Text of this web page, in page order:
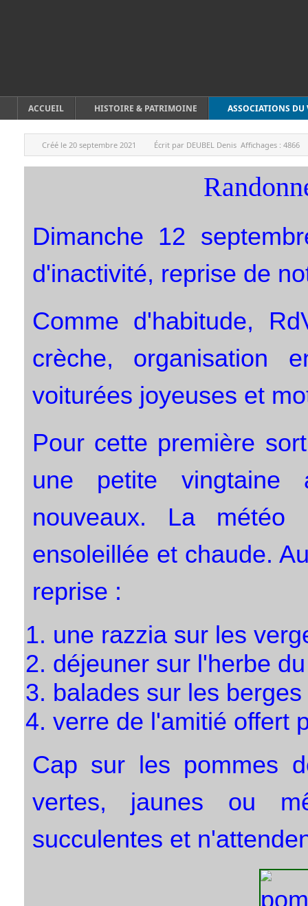
ACCUEIL HISTOIRE & PATRIMOINE ASSOCIATIONS DU
Créé le 20 septembre 2021 Écrit par DEUBEL Denis Affichages : 4866
Dimanche 12
d'inactivité, reprise de
Comme d'habitude,
crèche, organisation
voiturées joyeuses et
Pour cette première
une petite vingtaine
nouveaux. La météo
ensoleillée et chaude.
reprise :
une razzia sur les
déjeuner sur l'herbe
balades sur les
verre de l'amitié offert
Cap sur les pommes
vertes, jaunes ou
succulentes et